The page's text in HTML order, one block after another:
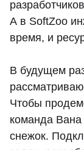
А в SoftZoo
время, и
В будущем
Чтобы
команда
снежок.